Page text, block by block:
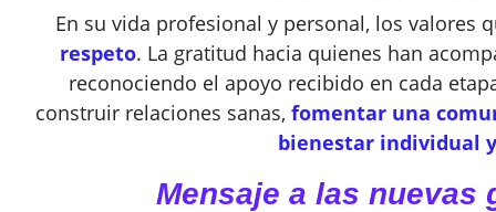
En su vida profesional y personal, los valores
respeto. La gratitud hacia quienes han
reconociendo el apoyo recibido en cada
construir relaciones sanas, fomentar una
bienestar individual
Mensaje a las nuevas